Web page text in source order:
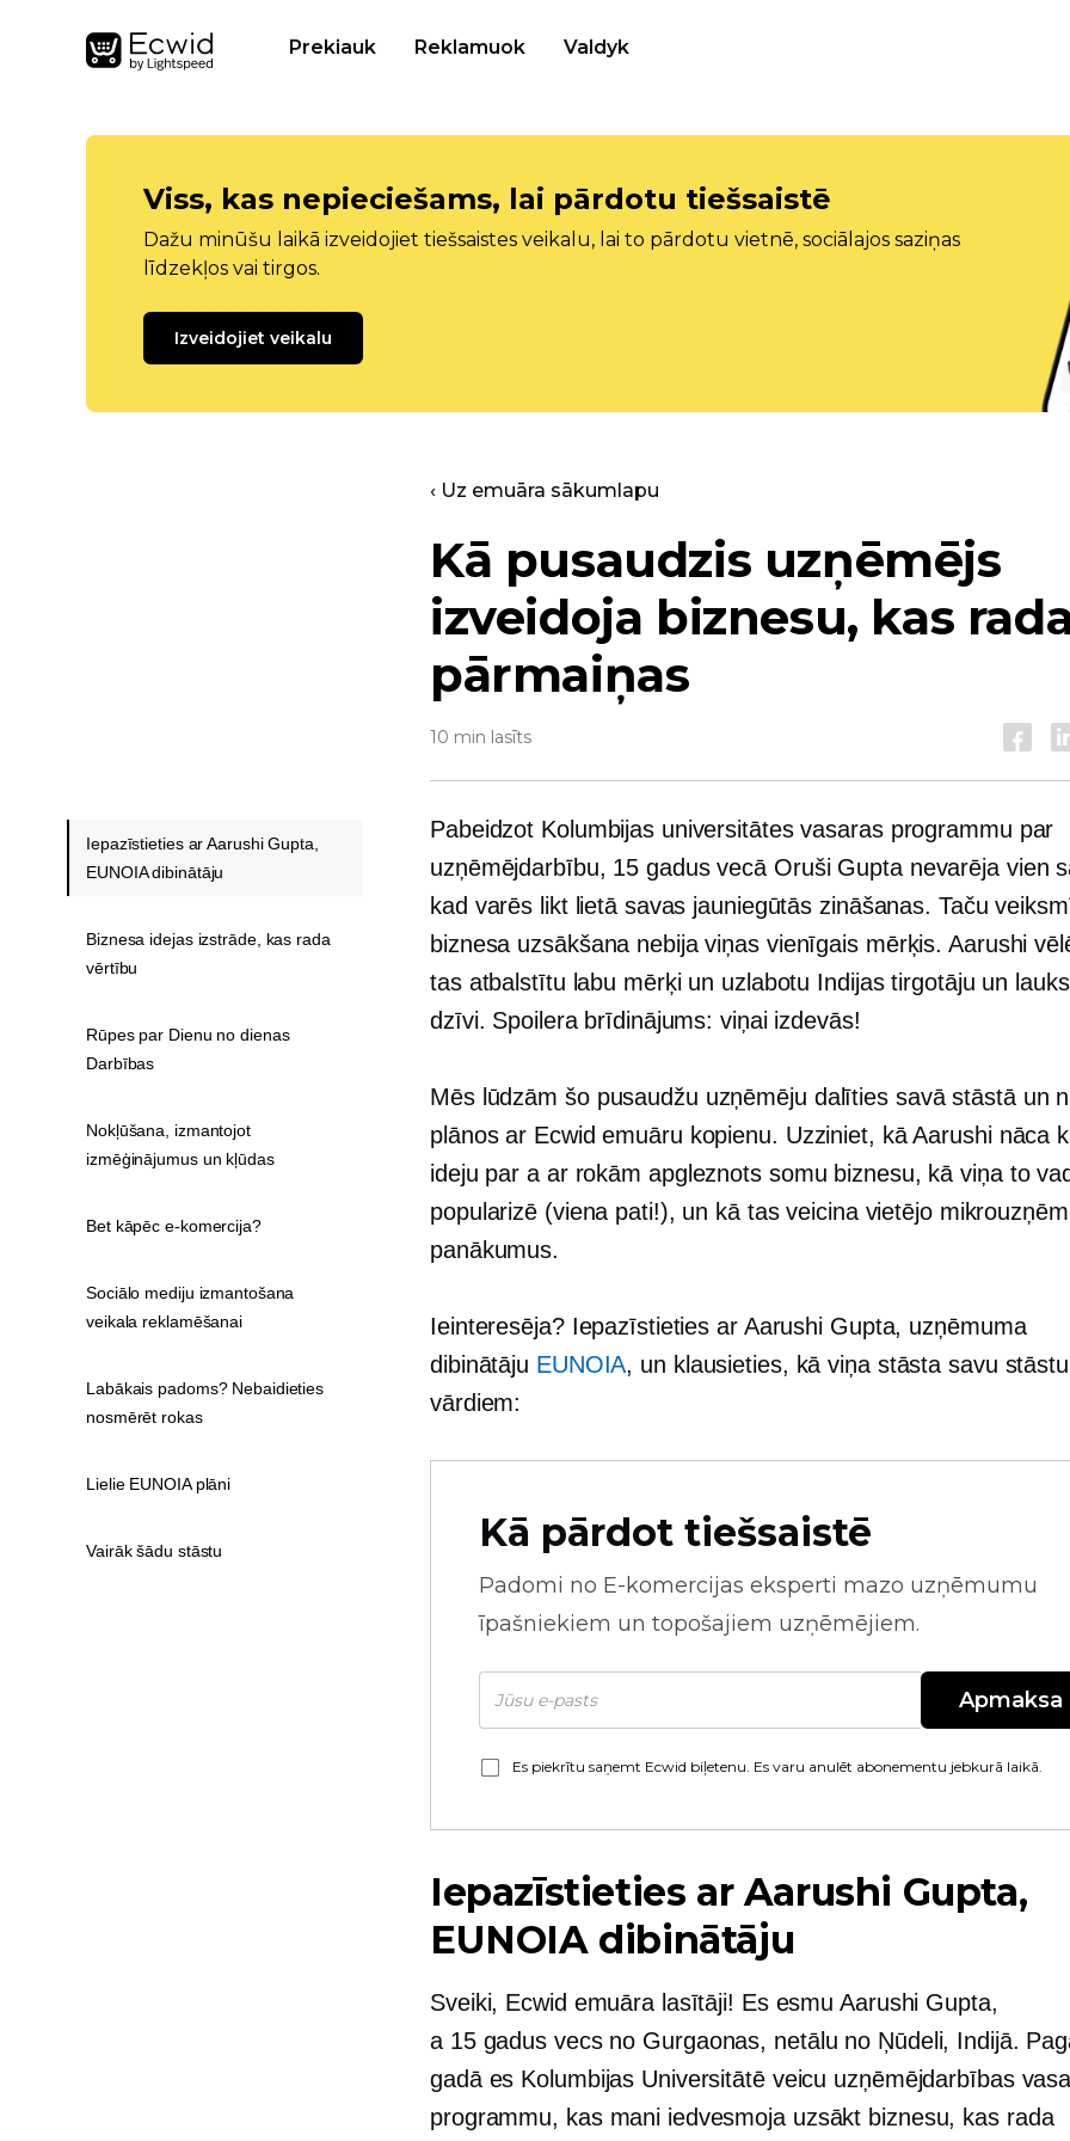
Prekiauk Reklamuok Valdyk
Viss, kas nepieciešams, lai pārdotu tiešsaistē
Dažu minūšu laikā izveidojiet tiešsaistes veikalu, lai to pārdotu vietnē, sociālajos saziņas
līdzekļos vai tirgos.
Izveidojiet veikalu
‹ Uz emuāra sākumlapu
Kā pusaudzis uzņēmējs
izveidoja biznesu, kas
pārmaiņas
10 min lasīts
Pabeidzot Kolumbijas universitātes vasaras programmu par
uzņēmējdarbību, 15 gadus vecā Oruši Gupta nevarēja vien
kad varēs likt lietā savas jauniegūtās zināšanas. Taču
biznesa uzsākšana nebija viņas vienīgais mērķis. Aarushi
tas atbalstītu labu mērķi un uzlabotu Indijas tirgotāju un
dzīvi. Spoilera brīdinājums: viņai izdevās!
Mēs lūdzām šo pusaudžu uzņēmēju dalīties savā stāstā un
plānos ar Ecwid emuāru kopienu. Uzziniet, kā Aarushi nāca
ideju par a ar rokām apgleznotssomu biznesu, kā viņa to
popularizē (viena pati!), un kā tas veicina vietējo
panākumus.
Ieinteresēja? Iepazīstieties ar Aarushi Gupta, uzņēmuma
dibinātāju EUNOIA, un klausieties, kā viņa stāsta savu
vārdiem:
Kā pārdot tiešsaistē
Padomi no E-komercijas eksperti mazo uzņēmumu
īpašniekiem un topošajiem uzņēmējiem.
Apmaksa
Es piekrītu saņemt Ecwid biļetenu. Es varu anulēt abonementu jebkurā laikā.
Iepazīstieties ar Aarushi Gupta,
EUNOIA dibinātāju
Sveiki, Ecwid emuāra lasītāji! Es esmu Aarushi Gupta,
a 15 gadus vecsno Gurgaonas, netālu no Ņūdeli, Indijā.
gadā es Kolumbijas Universitātē veicu uzņēmējdarbības
programmu, kas mani iedvesmoja uzsākt biznesu, kas rada
Iepazīstieties ar Aarushi Gupta,
EUNOIA dibinātāju
Biznesa idejas izstrāde, kas rada
vērtību
Rūpes par Dienu no dienas
Darbības
Nokļūšana, izmantojot
izmēģinājumus un kļūdas
Bet kāpēc e-komercija?
Sociālo mediju izmantošana
veikala reklamēšanai
Labākais padoms? Nebaidieties
nosmērēt rokas
Lielie EUNOIA plāni
Vairāk šādu stāstu